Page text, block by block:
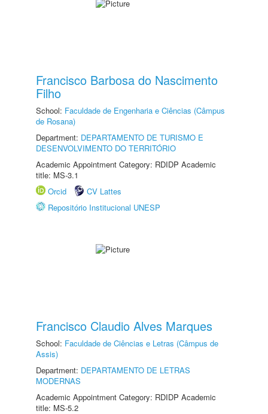
Francisco Barbosa do Nascimento
Filho
School: Faculdade de Engenharia e Ciências (Câmpus
de Rosana)
Department: DEPARTAMENTO DE TURISMO E
DESENVOLVIMENTO DO TERRITÓRIO
Academic Appointment Category: RDIDP Academic
title: MS-3.1
Orcid
CV Lattes
Repositório Institucional UNESP
Francisco Claudio Alves Marques
School: Faculdade de Ciências e Letras (Câmpus de
Assis)
Department: DEPARTAMENTO DE LETRAS
MODERNAS
Academic Appointment Category: RDIDP Academic
title: MS-5.2